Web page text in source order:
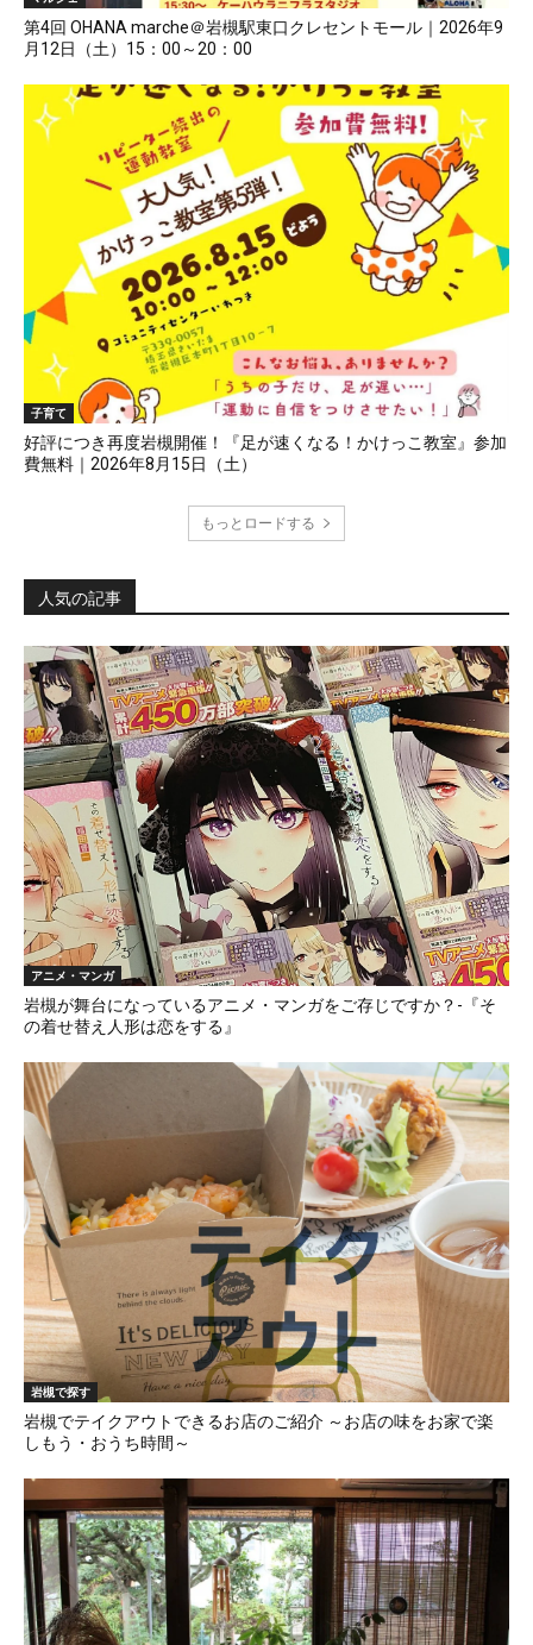
第4回 OHANA marche＠岩槻駅東口クレセントモール｜2026年9
月12日（土）15：00～20：00
子育て
好評につき再度岩槻開催！『足が速くなる！かけっこ教室』参加
費無料｜2026年8月15日（土）
もっとロードする
人気の記事
アニメ・マンガ
岩槻が舞台になっているアニメ・マンガをご存じですか？-『そ
の着せ替え人形は恋をする』
岩槻で探す
岩槻でテイクアウトできるお店のご紹介 ～お店の味をお家で楽
しもう・おうち時間～